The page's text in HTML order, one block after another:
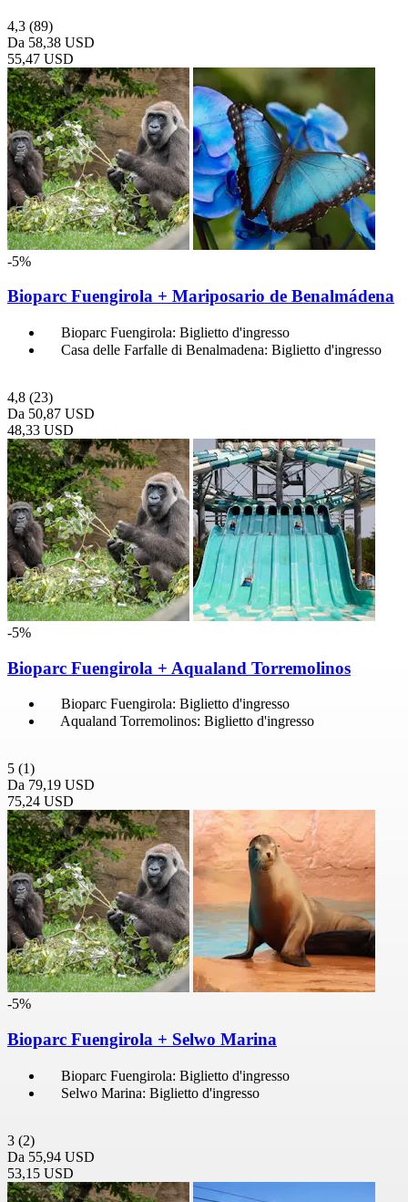
4,3 (89)
Da 58,38 USD
55,47 USD
-5%
Bioparc Fuengirola + Mariposario de Benalmádena
Bioparc Fuengirola: Biglietto d'ingresso
Casa delle Farfalle di Benalmadena: Biglietto d'ingresso
4,8 (23)
Da 50,87 USD
48,33 USD
-5%
Bioparc Fuengirola + Aqualand Torremolinos
Bioparc Fuengirola: Biglietto d'ingresso
Aqualand Torremolinos: Biglietto d'ingresso
5 (1)
Da 79,19 USD
75,24 USD
-5%
Bioparc Fuengirola + Selwo Marina
Bioparc Fuengirola: Biglietto d'ingresso
Selwo Marina: Biglietto d'ingresso
3 (2)
Da 55,94 USD
53,15 USD